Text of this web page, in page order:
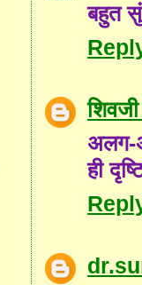
बहुत
अलग-
ही